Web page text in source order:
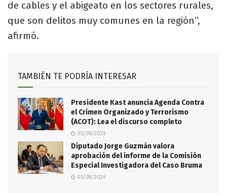
de cables y el abigeato en los sectores rurales,
que son delitos muy comunes en la región”,
afirmó.
TAMBIÉN TE PODRÍA INTERESAR
Presidente Kast anuncia Agenda Contra
el Crimen Organizado y Terrorismo
(ACOT): Lea el discurso completo
05/08/2026
Diputado Jorge Guzmán valora
aprobación del informe de la Comisión
Especial Investigadora del Caso Bruma
05/08/2026